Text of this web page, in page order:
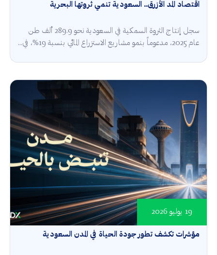
اقتصاد المد الأزرق.. السعودية تنمي ثروتها البحرية
سجل إنتاج الثروة السمكية في السعودية نحو 289.9 ألف طن
عام 2025، مدعوماً بنمو مشاريع الاستزراع المائي بنسبة 19%، في...
مؤشرات تكشف تطور جودة الحياة في المدن السعودية
19 يوليو 2026